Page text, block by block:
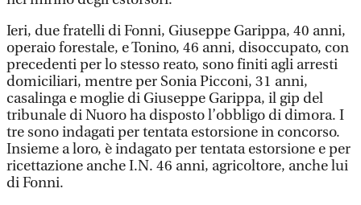
Ieri, due fratelli di Fonni, Giuseppe Garippa, 40 anni,
operaio forestale, e Tonino, 46 anni, disoccupato, con
precedenti per lo stesso reato, sono finiti agli arresti
domiciliari, mentre per Sonia Picconi, 31 anni,
casalinga e moglie di Giuseppe Garippa, il gip del
tribunale di Nuoro ha disposto l’obbligo di dimora. I
tre sono indagati per tentata estorsione in concorso.
Insieme a loro, è indagato per tentata estorsione e per
ricettazione anche I.N. 46 anni, agricoltore, anche lui
di Fonni.